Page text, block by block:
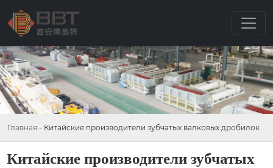
Главная - Китайские производители зубчатых валковых дробилок
Китайские производители зубчатых